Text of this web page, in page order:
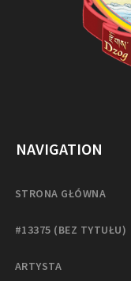
NAVIGATION
STRONA GŁÓWNA
#13375 (BEZ TYTUŁU)
ARTYSTA